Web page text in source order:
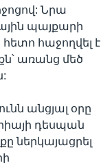
Նրա
պայքարի
հետո հաջողվել է
առանց մեծ
անցյալ օրը
դեսպան
ներկայացրել